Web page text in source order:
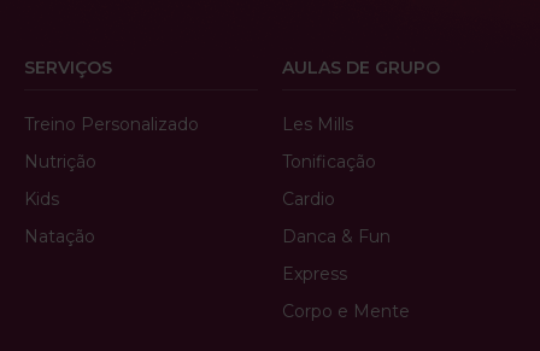
SERVIÇOS
Treino Personalizado
Nutrição
Kids
Natação
AULAS DE GRUPO
Les Mills
Tonificação
Cardio
Danca & Fun
Express
Corpo e Mente